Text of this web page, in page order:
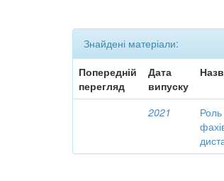
Знайдені матеріали:
Попередній
перегляд
Дата
випуску
2021
Роль